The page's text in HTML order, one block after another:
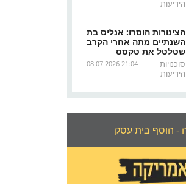
הידיעות
הצינורות הוסרו: אנליס בת
השנתיים מתה אחרי הקרב
שטלטל את טקסס
08.07.2026 21:04
סוכנויות
הידיעות